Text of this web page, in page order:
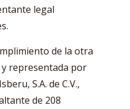
legal
de la otra
representada por
S.A. de C.V.,
de 208